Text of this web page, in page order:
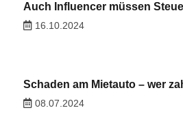
Auch Influencer müssen
16.10.2024
Schaden am Mietauto – wer
08.07.2024